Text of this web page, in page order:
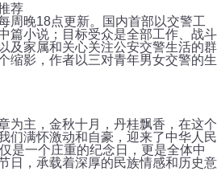
荐
周晚18点更新。国内首部以交警工
篇小说；目标受众是全部工作、战斗
及家属和关心关注公安交警生活的群
缩影，作者以三对青年男女交警的生
为主，金秋十月，丹桂飘香，在这个
们满怀激动和自豪，迎来了中华人民
是一个庄重的纪念日，更是全体中
日，承载着深厚的民族情感和历史意